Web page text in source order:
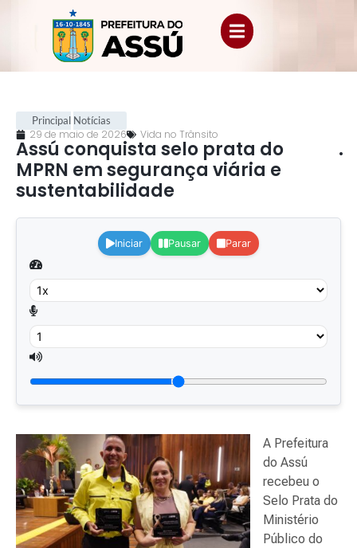
Principal Notícias
29 de maio de 2026 Vida no Trânsito
Assú conquista selo prata do
MPRN em segurança viária e
sustentabilidade
.
Iniciar Pausar Parar
A Prefeitura
do Assú
recebeu o
Selo Prata do
Ministério
Público do